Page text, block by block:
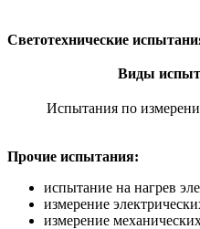
Светотехнические
Виды
Испытания по
Прочие испытания:
испытание на нагрев
измерение
измерение